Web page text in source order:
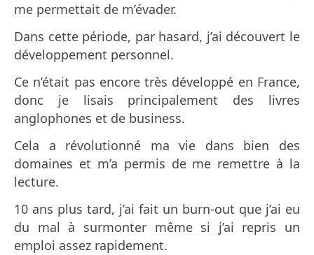
me permettait de m’évader.
Dans cette période, par hasard, j’ai découvert le
développement personnel.
Ce n’était pas encore très développé en France,
donc je lisais principalement des livres
anglophones et de business.
Cela a révolutionné ma vie dans bien des
domaines et m’a permis de me remettre à la
lecture.
10 ans plus tard, j’ai fait un burn-out que j’ai eu
du mal à surmonter même si j’ai repris un
emploi assez rapidement.